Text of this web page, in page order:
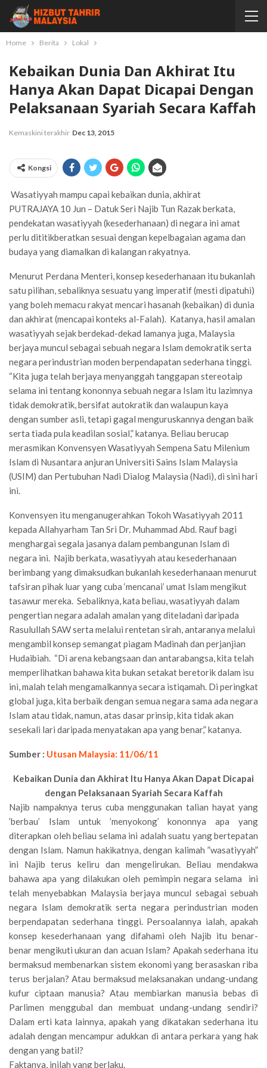
Home Berita Lokal
Kebaikan Dunia Dan Akhirat Itu
Hanya Akan Dapat Dicapai Dengan
Pelaksanaan Syariah Secara Kaffah
Kemaskini terakhir Dec 13, 2015
Kongsi
Wasatiyyah mampu capai kebaikan dunia, akhirat
PUTRAJAYA 10 Jun – Datuk Seri Najib Tun Razak berkata,
pendekatan wasatiyyah (kesederhanaan) di negara ini amat
perlu dititikberatkan sesuai dengan kepelbagaian agama dan
budaya yang diamalkan di kalangan rakyatnya.
Menurut Perdana Menteri, konsep kesederhanaan itu bukanlah
satu pilihan, sebaliknya sesuatu yang imperatif (mesti dipatuhi)
yang boleh memacu rakyat mencari hasanah (kebaikan) di dunia
dan akhirat (mencapai konteks al-Falah). Katanya, hasil amalan
wasatiyyah sejak berdekad-dekad lamanya juga, Malaysia
berjaya muncul sebagai sebuah negara Islam demokratik serta
negara perindustrian moden berpendapatan sederhana tinggi.
“Kita juga telah berjaya menyanggah tanggapan stereotaip
selama ini tentang kononnya sebuah negara Islam itu lazimnya
tidak demokratik, bersifat autokratik dan walaupun kaya
dengan sumber asli, tetapi gagal menguruskannya dengan baik
serta tiada pula keadilan sosial,” katanya. Beliau berucap
merasmikan Konvensyen Wasatiyyah Sempena Satu Milenium
Islam di Nusantara anjuran Universiti Sains Islam Malaysia
(USIM) dan Pertubuhan Nadi Dialog Malaysia (Nadi), di sini hari
ini.
Konvensyen itu menganugerahkan Tokoh Wasatiyyah 2011
kepada Allahyarham Tan Sri Dr. Muhammad Abd. Rauf bagi
menghargai segala jasanya dalam pembangunan Islam di
negara ini. Najib berkata, wasatiyyah atau kesederhanaan
berimbang yang dimaksudkan bukanlah kesederhanaan menurut
tafsiran pihak luar yang cuba ‘mencanai’ umat Islam mengikut
tasawur mereka. Sebaliknya, kata beliau, wasatiyyah dalam
pengertian negara adalah amalan yang diteladani daripada
Rasulullah SAW serta melalui rentetan sirah, antaranya melalui
mengambil konsep semangat piagam Madinah dan perjanjian
Hudaibiah. “Di arena kebangsaan dan antarabangsa, kita telah
memperlihatkan bahawa kita bukan setakat beretorik dalam isu
ini, malah telah mengamalkannya secara istiqamah. Di peringkat
global juga, kita berbaik dengan semua negara sama ada negara
Islam atau tidak, namun, atas dasar prinsip, kita tidak akan
sesekali lari daripada menyatakan apa yang benar,” katanya.
Sumber : Utusan Malaysia: 11/06/11
Kebaikan Dunia dan Akhirat Itu Hanya Akan Dapat Dicapai
dengan Pelaksanaan Syariah Secara Kaffah
Najib nampaknya terus cuba menggunakan talian hayat yang
’berbau’ Islam untuk ’menyokong’ kononnya apa yang
diterapkan oleh beliau selama ini adalah suatu yang bertepatan
dengan Islam. Namun hakikatnya, dengan kalimah ”wasatiyyah”
ini Najib terus keliru dan mengelirukan. Beliau mendakwa
bahawa apa yang dilakukan oleh pemimpin negara selama ini
telah menyebabkan Malaysia berjaya muncul sebagai sebuah
negara Islam demokratik serta negara perindustrian moden
berpendapatan sederhana tinggi. Persoalannya ialah, apakah
konsep kesederhanaan yang difahami oleh Najib itu benar-
benar mengikuti ukuran dan acuan Islam? Apakah sederhana itu
bermaksud membenarkan sistem ekonomi yang berasaskan riba
terus berjalan? Atau bermaksud melaksanakan undang-undang
kufur ciptaan manusia? Atau membiarkan manusia bebas di
Parlimen menggubal dan membuat undang-undang sendiri?
Dalam erti kata lainnya, apakah yang dikatakan sederhana itu
adalah dengan mencampur adukkan di antara perkara yang hak
dengan yang batil?
Faktanya, inilah yang berlaku.